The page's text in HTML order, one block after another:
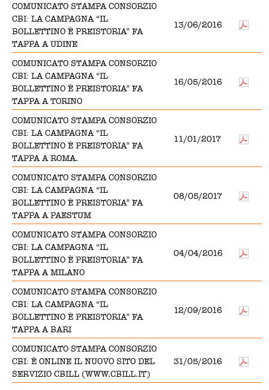
COMUNICATO STAMPA CONSORZIO
CBI: LA CAMPAGNA “IL
BOLLETTINO È PREISTORIA” FA
TAPPA A UDINE
13/06/2016
COMUNICATO STAMPA CONSORZIO
CBI: LA CAMPAGNA “IL
BOLLETTINO È PREISTORIA” FA
TAPPA A TORINO
16/05/2016
COMUNICATO STAMPA CONSORZIO
CBI: LA CAMPAGNA “IL
BOLLETTINO È PREISTORIA” FA
TAPPA A ROMA.
11/01/2017
COMUNICATO STAMPA CONSORZIO
CBI: LA CAMPAGNA “IL
BOLLETTINO È PREISTORIA” FA
TAPPA A PAESTUM
08/05/2017
COMUNICATO STAMPA CONSORZIO
CBI: LA CAMPAGNA “IL
BOLLETTINO È PREISTORIA” FA
TAPPA A MILANO
04/04/2016
COMUNICATO STAMPA CONSORZIO
CBI: LA CAMPAGNA “IL
BOLLETTINO È PREISTORIA” FA
TAPPA A BARI
12/09/2016
COMUNICATO STAMPA CONSORZIO
CBI: È ONLINE IL NUOVO SITO DEL
SERVIZIO CBILL (WWW.CBILL.IT)
31/05/2016